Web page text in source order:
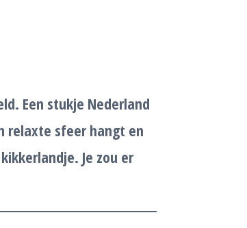
Een stukje Nederland
relaxte sfeer hangt en
Je zou er